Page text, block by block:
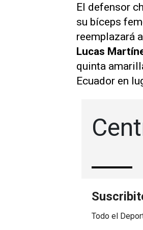
El defensor
su bíceps
reemplazará
Lucas
quinta
Ecuador en